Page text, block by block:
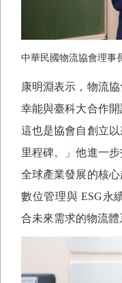
中華民國物流協會理事
康明淵表示，物流
幸能與臺科大合作
這也是協會自創立
里程碑。」他進一
全球產業發展的核心
數位管理與 ESG永
合未來需求的物流體